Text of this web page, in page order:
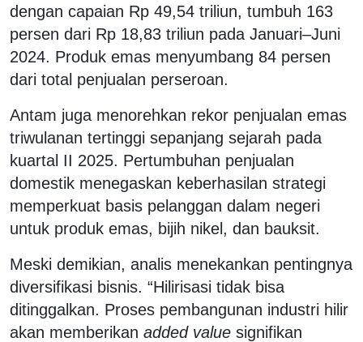
dengan capaian Rp 49,54 triliun, tumbuh 163
persen dari Rp 18,83 triliun pada Januari–Juni
2024. Produk emas menyumbang 84 persen
dari total penjualan perseroan.
Antam juga menorehkan rekor penjualan emas
triwulanan tertinggi sepanjang sejarah pada
kuartal II 2025. Pertumbuhan penjualan
domestik menegaskan keberhasilan strategi
memperkuat basis pelanggan dalam negeri
untuk produk emas, bijih nikel, dan bauksit.
Meski demikian, analis menekankan pentingnya
diversifikasi bisnis. “Hilirisasi tidak bisa
ditinggalkan. Proses pembangunan industri hilir
akan memberikan added value signifikan